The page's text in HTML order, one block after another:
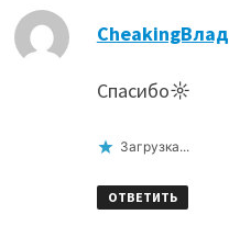
CheakingВлад
Спасибо☼
Загрузка...
ОТВЕТИТЬ